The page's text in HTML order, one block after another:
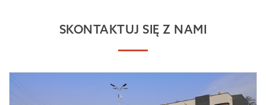
SKONTAKTUJ SIĘ Z NAMI